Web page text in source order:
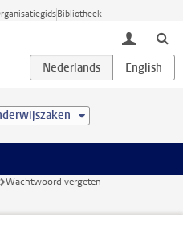
Bibliotheek
toggle
Wachtwoord vergeten